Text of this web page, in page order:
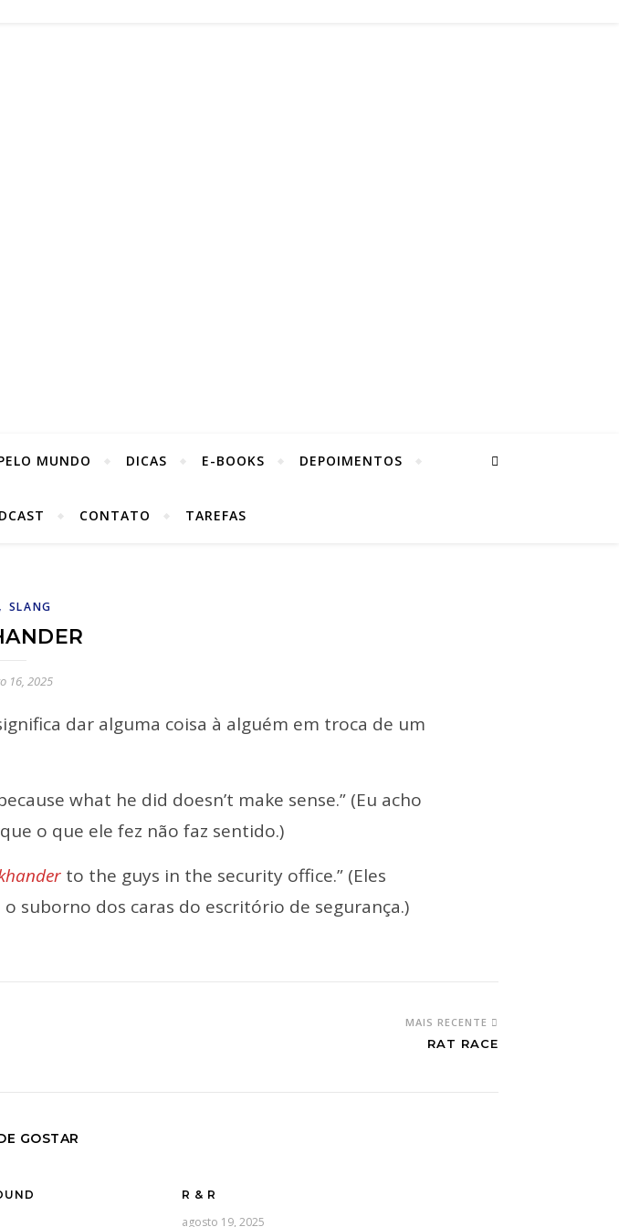
MUNDO DICAS E-BOOKS DEPOIMENTOS
CONTATO TAREFAS
, SLANG
16, 2025
dar alguma coisa à alguém em troca de um
what he did doesn’t make sense.” (Eu acho
o que ele fez não faz sentido.)
to the guys in the security office.” (Eles
suborno dos caras do escritório de segurança.)
MAIS RECENTE
RAT RACE
GOSTAR
R & R
agosto 19, 2025